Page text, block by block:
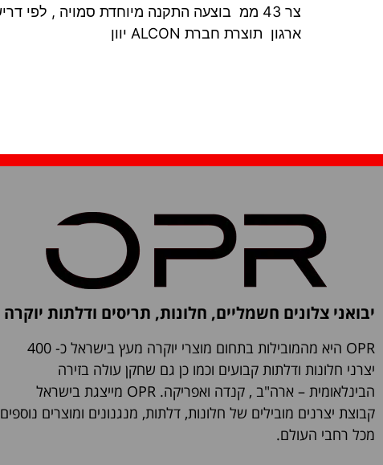
ארגון תוצרת חברת ALCON יוון
יבואני צלונים חשמליים, חלונות, תריסים ודלתות יוקרה
OPR היא מהמובילות בתחום מוצרי יוקרה מעץ בישראל כ- 400
יצרני חלונות ודלתות קבועים וכמו כן גם שחקן עולה בזירה
הבינלאומית – ארה"ב , קנדה ואפריקה. OPR מייצגת בישראל
קבוצת יצרנים מובילים של חלונות, דלתות, מנגנונים ומוצרים נוספים
מכל רחבי העולם.